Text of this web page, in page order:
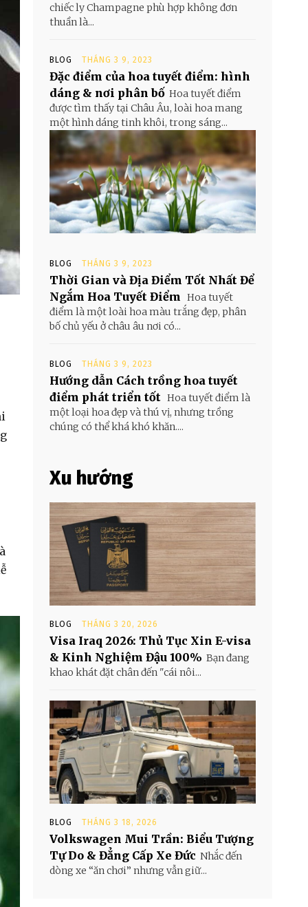
chiếc ly Champagne phù hợp không đơn
thuần là...
BLOG THÁNG 3 9, 2023
Đặc điểm của hoa tuyết điểm: hình
dáng & nơi phân bố Hoa tuyết điểm
được tìm thấy tại Châu Âu, loài hoa mang
một hình dáng tinh khôi, trong sáng...
BLOG THÁNG 3 9, 2023
Thời Gian và Địa Điểm Tốt Nhất Để
Ngắm Hoa Tuyết Điểm Hoa tuyết
điểm là một loài hoa màu trắng đẹp, phân
bố chủ yếu ở châu âu nơi có...
BLOG THÁNG 3 9, 2023
Hướng dẫn Cách trồng hoa tuyết
điểm phát triển tốt Hoa tuyết điểm là
một loại hoa đẹp và thú vị, nhưng trồng
chúng có thể khá khó khăn....
Xu hướng
BLOG THÁNG 3 20, 2026
Visa Iraq 2026: Thủ Tục Xin E-visa
& Kinh Nghiệm Đậu 100% Bạn đang
khao khát đặt chân đến "cái nôi...
BLOG THÁNG 3 18, 2026
Volkswagen Mui Trần: Biểu Tượng
Tự Do & Đẳng Cấp Xe Đức Nhắc đến
dòng xe “ăn chơi” nhưng vẫn giữ...